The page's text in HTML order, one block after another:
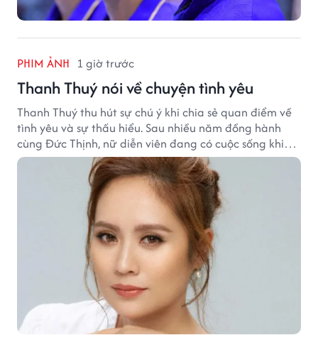
PHIM ẢNH 1 giờ trước
Thanh Thuý nói về chuyện tình yêu
Thanh Thuý thu hút sự chú ý khi chia sẻ quan điểm về
tình yêu và sự thấu hiểu. Sau nhiều năm đồng hành
cùng Đức Thịnh, nữ diễn viên đang có cuộc sống khiến
nhiều khán giả quan tâm.